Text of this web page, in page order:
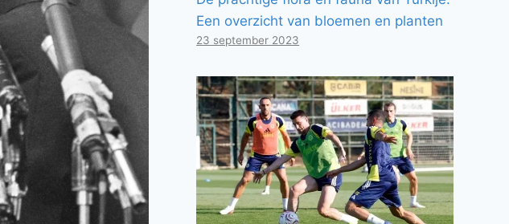
Een overzicht van bloemen en planten
23 september 2023